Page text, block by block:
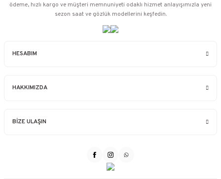
HESABIM
HAKKIMIZDA
BİZE ULAŞIN
ödeme, hızlı kargo ve müşteri memnuniyeti odaklı hizmet anlayışımızla yeni
sezon saat ve gözlük modellerini keşfedin.